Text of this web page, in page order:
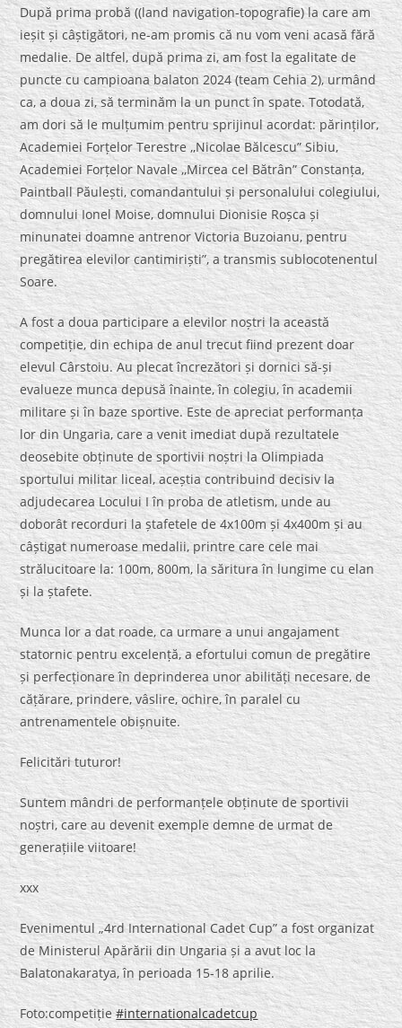
După prima probă ((land navigation-topografie) la care am
ieșit și câștigători, ne-am promis că nu vom veni acasă fără
medalie. De altfel, după prima zi, am fost la egalitate de
puncte cu campioana balaton 2024 (team Cehia 2), urmând
ca, a doua zi, să terminăm la un punct în spate. Totodată,
am dori să le mulțumim pentru sprijinul acordat: părinților,
Academiei Forțelor Terestre ,,Nicolae Bălcescu” Sibiu,
Academiei Forțelor Navale ,,Mircea cel Bătrân” Constanța,
Paintball Păulești, comandantului și personalului colegiului,
domnului Ionel Moise, domnului Dionisie Roșca și
minunatei doamne antrenor Victoria Buzoianu, pentru
pregătirea elevilor cantimiriști”, a transmis sublocotenentul
Soare.
A fost a doua participare a elevilor noștri la această
competiție, din echipa de anul trecut fiind prezent doar
elevul Cârstoiu. Au plecat încrezători și dornici să-și
evalueze munca depusă înainte, în colegiu, în academii
militare și în baze sportive. Este de apreciat performanța
lor din Ungaria, care a venit imediat după rezultatele
deosebite obținute de sportivii noștri la Olimpiada
sportului militar liceal, aceștia contribuind decisiv la
adjudecarea Locului I în proba de atletism, unde au
doborât recorduri la ștafetele de 4x100m și 4x400m și au
câștigat numeroase medalii, printre care cele mai
strălucitoare la: 100m, 800m, la săritura în lungime cu elan
și la ștafete.
Munca lor a dat roade, ca urmare a unui angajament
statornic pentru excelență, a efortului comun de pregătire
și perfecționare în deprinderea unor abilități necesare, de
cățărare, prindere, vâslire, ochire, în paralel cu
antrenamentele obișnuite.
Felicitări tuturor!
Suntem mândri de performanțele obținute de sportivii
noștri, care au devenit exemple demne de urmat de
generațiile viitoare!
xxx
Evenimentul „4rd International Cadet Cup” a fost organizat
de Ministerul Apărării din Ungaria și a avut loc la
Balatonakaratya, în perioada 15-18 aprilie.
Foto:competiție#internationalcadetcup